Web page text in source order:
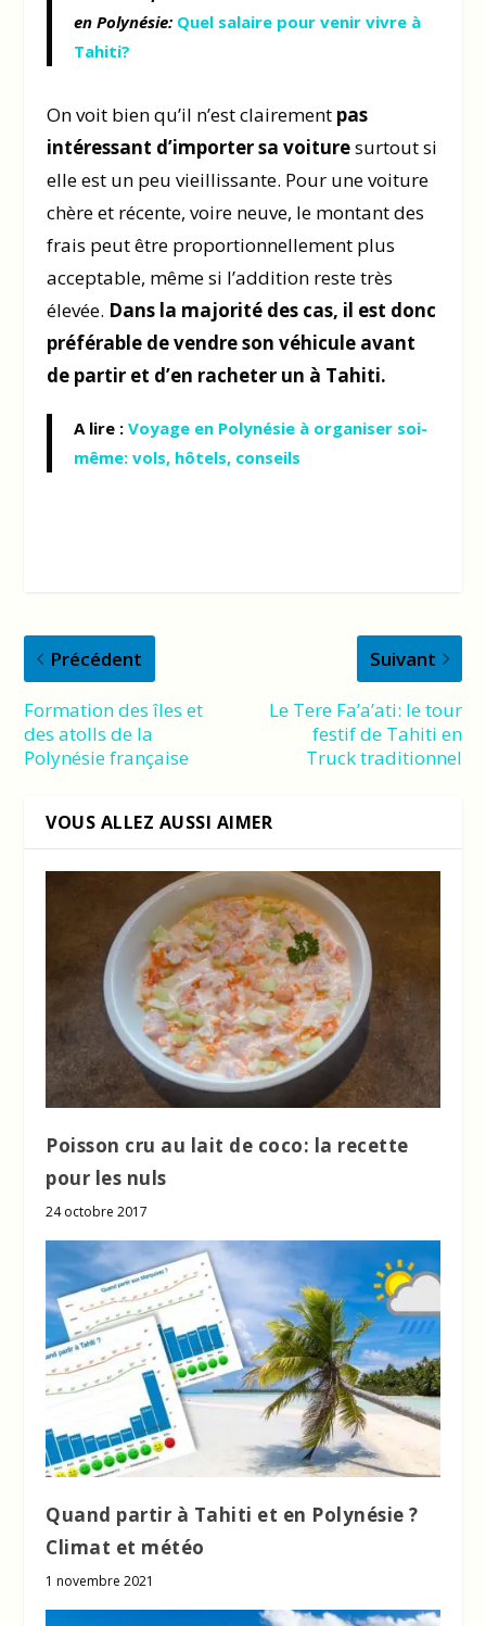
en Polynésie: Quel salaire pour venir vivre à
Tahiti?
On voit bien qu’il n’est clairement pas
intéressant d’importer sa voituresurtout si
elle est un peu vieillissante. Pour une voiture
chère et récente, voire neuve, le montant des
frais peut être proportionnellement plus
acceptable, même si l’addition reste très
élevée. Dans la majorité des cas, il est donc
préférable de vendre son véhicule avant
de partir et d’en racheter un à Tahiti.
A lire : Voyage en Polynésie à organiser soi-
même: vols, hôtels, conseils
Précédent
Formation des îles et
des atolls de la
Polynésie française
Suivant
Le Tere Fa’a’ati: le tour
festif de Tahiti en
Truck traditionnel
VOUS ALLEZ AUSSI AIMER
Poisson cru au lait de coco: la recette
pour les nuls
24 octobre 2017
Quand partir à Tahiti et en Polynésie ?
Climat et météo
1 novembre 2021